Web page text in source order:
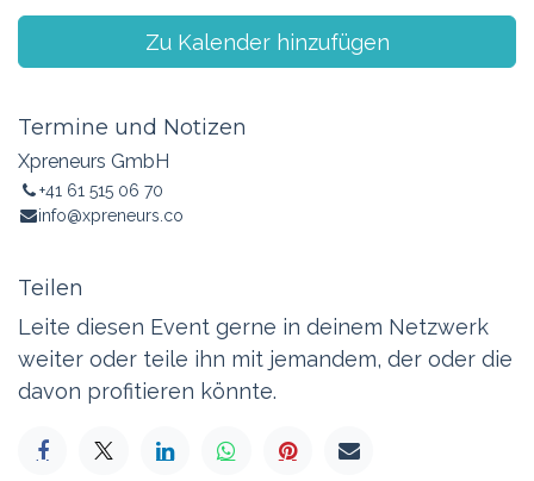
Zu Kalender hinzufügen
Termine und Notizen
Xpreneurs GmbH
+41 61 515 06 70
info@xpreneurs.co
Teilen
Leite diesen Event gerne in deinem Netzwerk
weiter oder teile ihn mit jemandem, der oder die
davon profitieren könnte.